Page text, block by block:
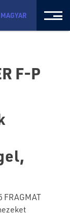
MAGYAR
F-P